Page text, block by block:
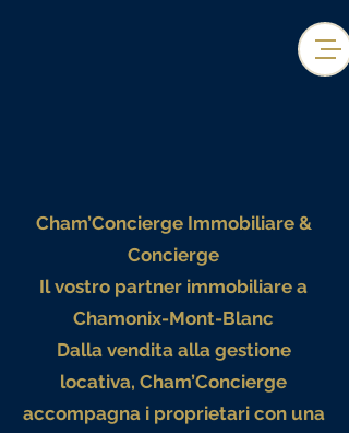
Cham’Concierge Immobiliare &
Concierge
Il vostro partner immobiliare a
Chamonix-Mont-Blanc
Dalla vendita alla gestione
locativa, Cham’Concierge
accompagna i proprietari con una